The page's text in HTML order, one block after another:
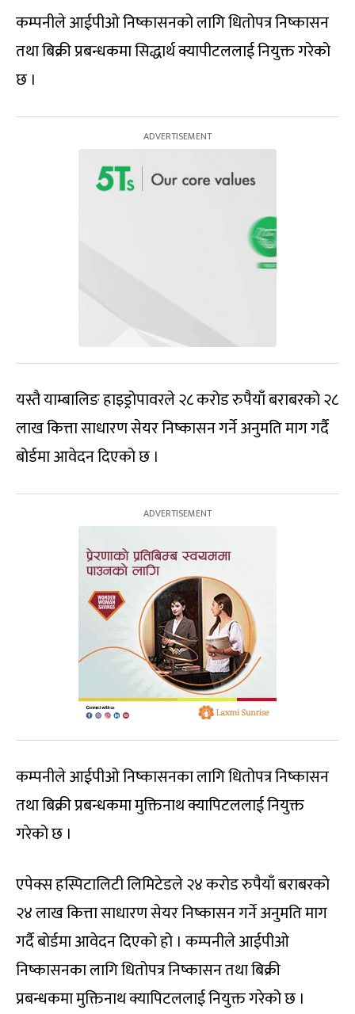
कम्पनीले आईपीओ निष्कासनको लागि धितोपत्र निष्कासन
तथा बिक्री प्रबन्धकमा सिद्धार्थ क्यापीटललाई नियुक्त गरेको
छ ।
यस्तै याम्बालिङ हाइड्रोपावरले २८ करोड रुपैयाँ बराबरको २८
लाख कित्ता साधारण सेयर निष्कासन गर्ने अनुमति माग गर्दै
बोर्डमा आवेदन दिएको छ ।
कम्पनीले आईपीओ निष्कासनका लागि धितोपत्र निष्कासन
तथा बिक्री प्रबन्धकमा मुक्तिनाथ क्यापिटललाई नियुक्त
गरेको छ ।
एपेक्स हस्पिटालिटी लिमिटेडले २४ करोड रुपैयाँ बराबरको
२४ लाख कित्ता साधारण सेयर निष्कासन गर्ने अनुमति माग
गर्दै बोर्डमा आवेदन दिएको हो । कम्पनीले आईपीओ
निष्कासनका लागि धितोपत्र निष्कासन तथा बिक्री
प्रबन्धकमा मुक्तिनाथ क्यापिटललाई नियुक्त गरेको छ ।